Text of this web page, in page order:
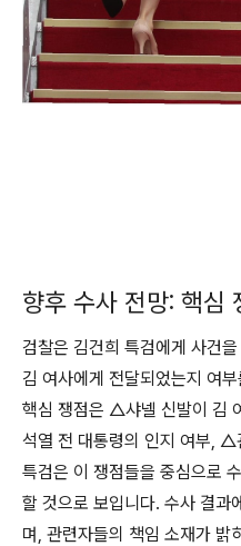
향후 수사 전망: 핵심
검찰은 김건희 특검에게 사건
김 여사에게 전달되었는지 여
핵심 쟁점은 △샤넬 신발이 김
석열 전 대통령의 인지 여부, △
특검은 이 쟁점들을 중심으로
할 것으로 보입니다. 수사 결과
며, 관련자들의 책임 소재가 밝